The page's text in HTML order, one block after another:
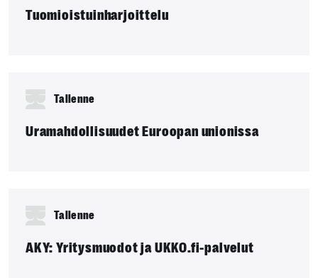
Tuomioistuinharjoittelu
Tallenne
Uramahdollisuudet Euroopan unionissa
Tallenne
AKY: Yritysmuodot ja UKKO.fi-palvelut